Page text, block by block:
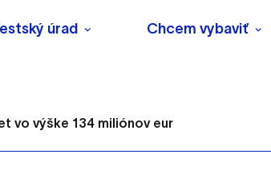
úrad Chcem vybaviť
vo výške 134 miliónov eur